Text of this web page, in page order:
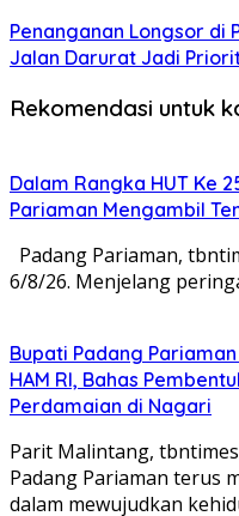
Penanganan Longsor di
Jalan Darurat Jadi
Rekomendasi untuk
Dalam Rangka HUT Ke
Pariaman Mengambil
Padang Pariaman,
6/8/26. Menjelang
Bupati Padang
HAM RI, Bahas
Perdamaian di Nagari
Parit Malintang,
Padang Pariaman terus
dalam mewujudkan